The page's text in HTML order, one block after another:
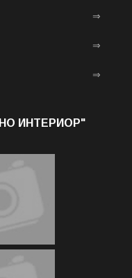
⇒
⇒
⇒
ИНТЕРИОР"